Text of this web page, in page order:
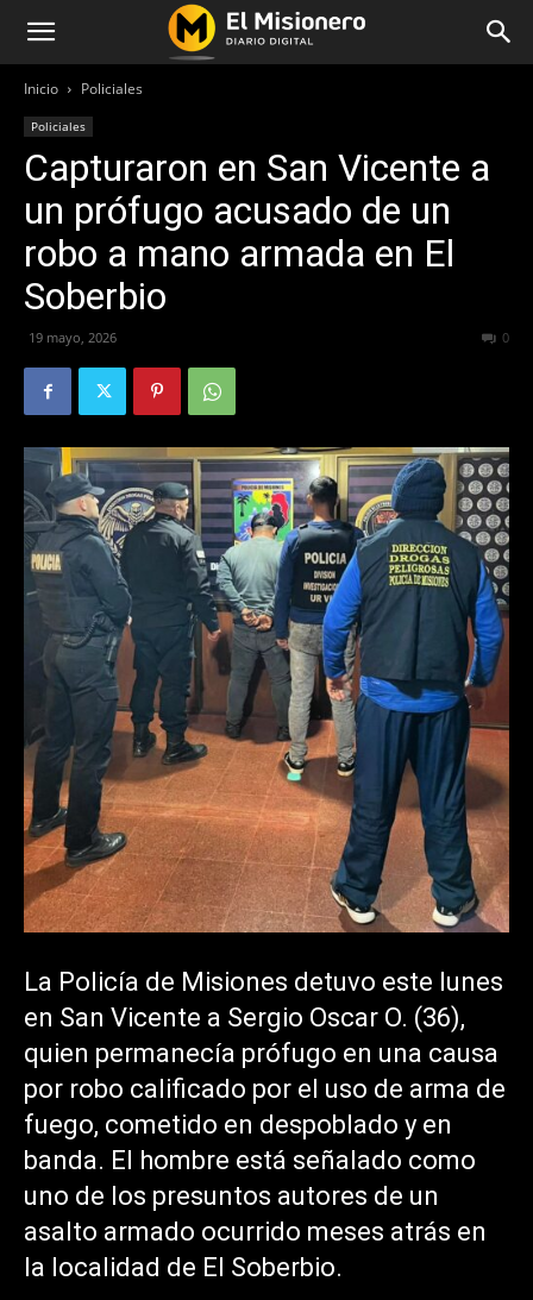
Inicio Policiales
Policiales
Capturaron en San Vicente a
un prófugo acusado de un
robo a mano armada en El
Soberbio
19 mayo, 2026 0
La Policía de Misiones detuvo este lunes
en San Vicente a Sergio Oscar O. (36),
quien permanecía prófugo en una causa
por robo calificado por el uso de arma de
fuego, cometido en despoblado y en
banda. El hombre está señalado como
uno de los presuntos autores de un
asalto armado ocurrido meses atrás en
la localidad de El Soberbio.